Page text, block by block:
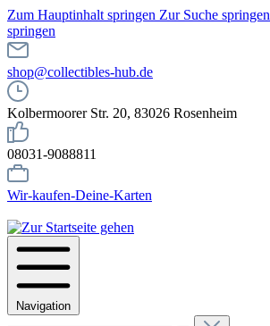
Zum Hauptinhalt springen Zur Suche springen
springen
shop@collectibles-hub.de
Kolbermoorer Str. 20, 83026 Rosenheim
08031-9088811
Wir-kaufen-Deine-Karten
Navigation